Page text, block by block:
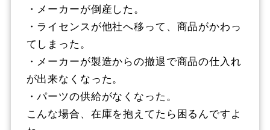
・メーカーが倒産した。
・ライセンスが他社へ移って、商品がかわっ
てしまった。
・メーカーが製造からの撤退で商品の仕入れ
が出来なくなった。
・パーツの供給がなくなった。
こんな場合、在庫を抱えてたら困るんですよ